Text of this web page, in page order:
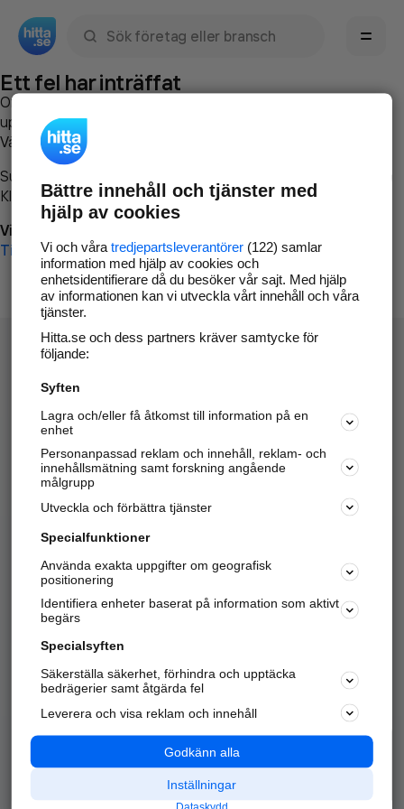
Ett fel har inträffat
Om du vill kan du
uppstod så att vi lättare och snabbare kan avhjälpa det.
Vänligen försök med följande:
Surfa till
Klicka påTillbaka-knappen i webbläsaren och försök igen
Vi beklagar besväret!
Till startsidan
Hitta.se - Gratis nummerupplysning.
Sök företag, personer och platser.
Hitta telefonnummer, adresser, företagsinfo mm.
Marknadsför företaget
Kom igång och annonsera mot
samarbetspartners nära dig.
Alla kategorier
Populära sökningar
API & Kartor
Annonsera
Integritet
Nödnummer
Bättre innehåll och tjänster med
hjälp av cookies
Vi och våra tredjepartsleverantörer(122) samlar
information med hjälp av cookies och
enhetsidentifierare då du besöker vår sajt. Med hjälp
av informationen kan vi utveckla vårt innehåll och våra
tjänster.
Hitta.se och dess partners kräver samtycke för
följande:
Syften
Lagra och/eller få åtkomst till information på en
enhet
Personanpassad reklam och innehåll, reklam- och
innehållsmätning samt forskning angående
målgrupp
Utveckla och förbättra tjänster
Specialfunktioner
Använda exakta uppgifter om geografisk
positionering
Identifiera enheter baserat på information som aktivt
begärs
Specialsyften
Säkerställa säkerhet, förhindra och upptäcka
bedrägerier samt åtgärda fel
Leverera och visa reklam och innehåll
Godkänn alla
Inställningar
Dataskydd